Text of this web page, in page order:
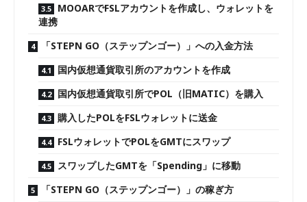
MOOARでFSLアカウントを作成し、ウォレットを
連携
「STEPN GO（ステップンゴー）」への入金方法
国内仮想通貨取引所のアカウントを作成
国内仮想通貨取引所でPOL（旧MATIC）を購入
購入したPOLをFSLウォレットに送金
FSLウォレットでPOLをGMTにスワップ
スワップしたGMTを「Spending」に移動
「STEPN GO（ステップンゴー）」の稼ぎ方